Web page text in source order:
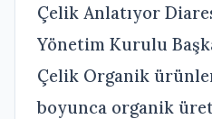
Çelik Anlatıyor
Yönetim Kurulu
Çelik Organik
boyunca organik